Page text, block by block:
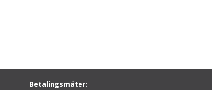
Betalingsmåter: